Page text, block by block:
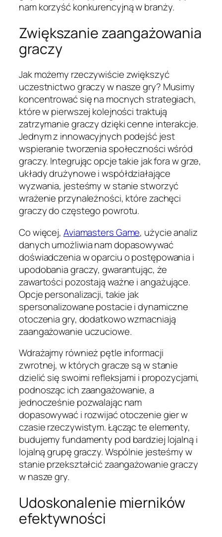
nam korzyść konkurencyjną w branży.
Zwiększanie zaangażowania
graczy
Jak możemy rzeczywiście zwiększyć
uczestnictwo graczy w nasze gry? Musimy
koncentrować się na mocnych strategiach,
które w pierwszej kolejności traktują
zatrzymanie graczy dzięki cenne interakcje.
Jednym z innowacyjnych podejść jest
wspieranie tworzenia społeczności wśród
graczy. Integrując opcje takie jak fora w grze,
układy drużynowe i współdziałające
wyzwania, jesteśmy w stanie stworzyć
wrażenie przynależności, które zachęci
graczy do częstego powrotu.
Co więcej, Aviamasters Game, użycie analiz
danych umożliwia nam dopasowywać
doświadczenia w oparciu o postępowania i
upodobania graczy, gwarantując, że
zawartości pozostają ważne i angażujące.
Opcje personalizacji, takie jak
spersonalizowane postacie i dynamiczne
otoczenia gry, dodatkowo wzmacniają
zaangażowanie uczuciowe.
Wdrażajmy również pętle informacji
zwrotnej, w których gracze są w stanie
dzielić się swoimi refleksjami i propozycjami,
podnosząc ich zaangażowanie, a
jednocześnie pozwalając nam
dopasowywać i rozwijać otoczenie gier w
czasie rzeczywistym. Łącząc te elementy,
budujemy fundamenty pod bardziej lojalną i
lojalną grupę graczy. Wspólnie jesteśmy w
stanie przekształcić zaangażowanie graczy
w nasze gry.
Udoskonalenie mierników
efektywności